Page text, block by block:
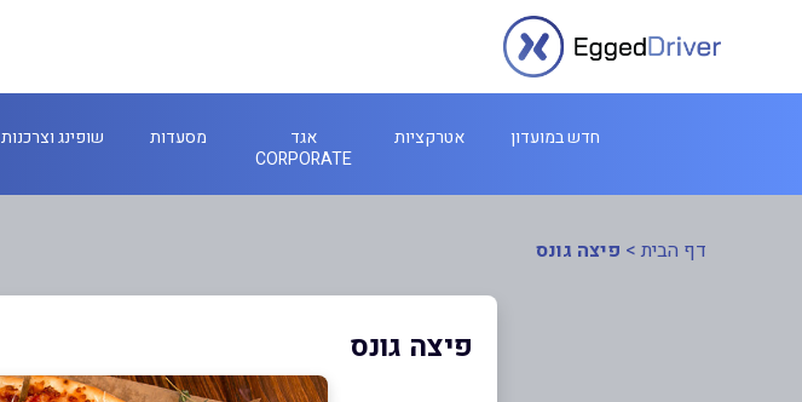
חדש במועדון אטרקציות
אגד
CORPORATE
מסעדות שופינג וצרכנות
דף הבית > פיצה גונס
פיצה גונס